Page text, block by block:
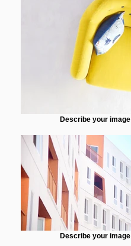
Describe your image
Describe your image